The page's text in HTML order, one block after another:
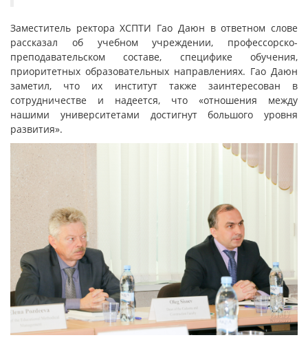
Заместитель ректора ХСПТИ Гао Даюн в ответном слове
рассказал об учебном учреждении, профессорско-
преподавательском составе, специфике обучения,
приоритетных образовательных направлениях. Гао Даюн
заметил, что их институт также заинтересован в
сотрудничестве и надеется, что «отношения между
нашими университетами достигнут большого уровня
развития».